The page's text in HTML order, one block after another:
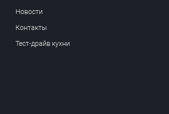
Новости
Контакты
Тест-драйв кухни